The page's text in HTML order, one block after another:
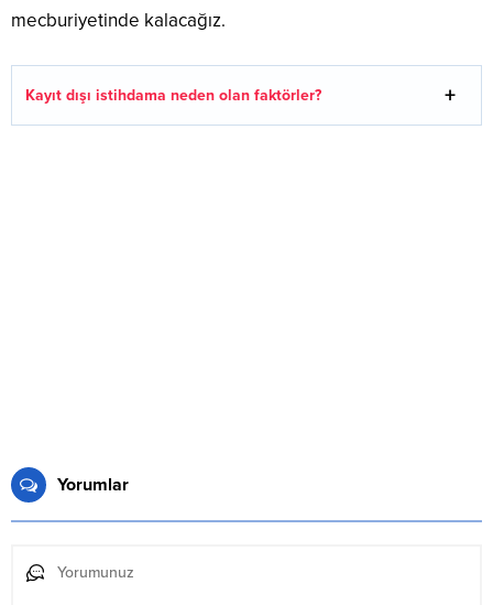
mecburiyetinde kalacağız.
Kayıt dışı istihdama neden olan faktörler?
Yorumlar